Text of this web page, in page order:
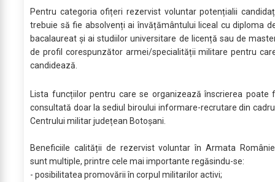
Pentru categoria ofițeri rezervist voluntar potențialii
trebuie să fie absolvenți ai învățământului liceal cu diploma
bacalaureat și ai studiilor universitare de licență sau de
de profil corespunzător armei/specialității militare pentru
candidează.
Lista funcțiilor pentru care se organizează înscrierea poate
consultată doar la sediul biroului informare-recrutare din
Centrului militar județean Botoșani.
Beneficiile calității de rezervist voluntar în Armata
sunt multiple, printre cele mai importante regăsindu-se:
- posibilitatea promovării în corpul militarilor activi;